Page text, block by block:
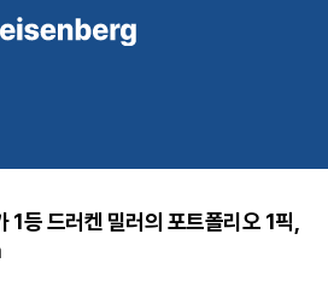
1등 드러켄 밀러의 포트폴리오 1픽,